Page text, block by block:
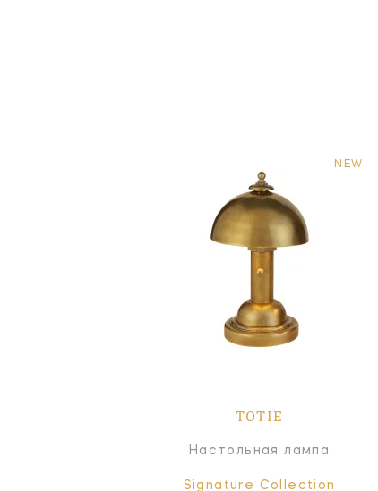
NEW
TOTIE
Настольная лампа
Signature Collection